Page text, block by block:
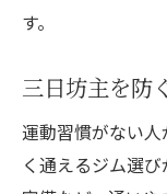
す。
三日坊主を防
運動習慣がない
く通えるジム選